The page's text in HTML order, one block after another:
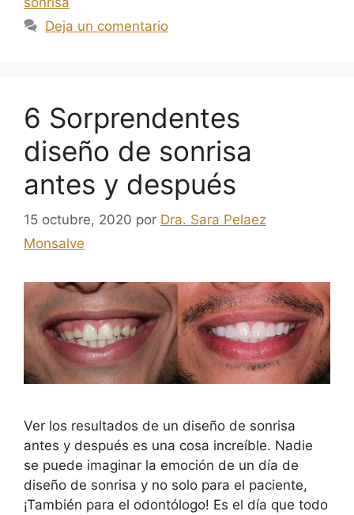
Deja un comentario
6 Sorprendentes
diseño de sonrisa
antes y después
15 octubre, 2020 por Dra. Sara Pelaez
Monsalve
Ver los resultados de un diseño de sonrisa
antes y después es una cosa increíble. Nadie
se puede imaginar la emoción de un día de
diseño de sonrisa y no solo para el paciente,
¡También para el odontólogo! Es el día que todo